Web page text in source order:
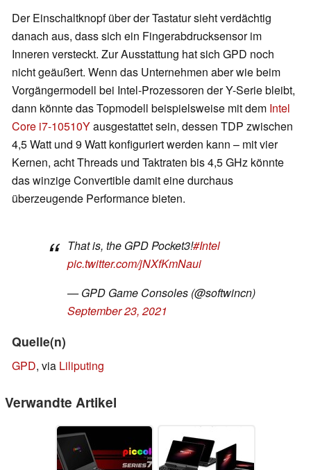
Der Einschaltknopf über der Tastatur sieht verdächtig
danach aus, dass sich ein Fingerabdrucksensor im
Inneren versteckt. Zur Ausstattung hat sich GPD noch
nicht geäußert. Wenn das Unternehmen aber wie beim
Vorgängermodell bei Intel-Prozessoren der Y-Serie bleibt,
dann könnte das Topmodell beispielsweise mit dem Intel
Core i7-10510Yausgestattet sein, dessen TDP zwischen
4,5 Watt und 9 Watt konfiguriert werden kann – mit vier
Kernen, acht Threads und Taktraten bis 4,5 GHz könnte
das winzige Convertible damit eine durchaus
überzeugende Performance bieten.
That is, the GPD Pocket3!#Intel
pic.twitter.com/jNXfKmNaui
— GPD Game Consoles (@softwincn)
September 23, 2021
Quelle(n)
GPD, via Liliputing
Verwandte Artikel